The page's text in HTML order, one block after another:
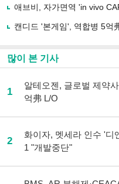
기
애브비, 자가면역 'in vivo
캔디드 '본게임', 역합병 5억
많이 본 기사
1
알테오젠, 글로벌 제약
억弗 L/O
2
화이자, 멧세라 인수 '디
1 "개발중단"